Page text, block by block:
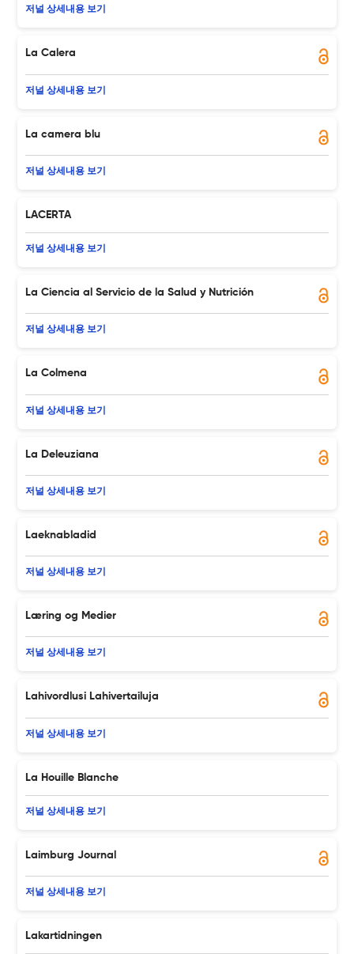
저널 상세내용 보기
La Calera
저널 상세내용 보기
La camera blu
저널 상세내용 보기
LACERTA
저널 상세내용 보기
La Ciencia al Servicio de la Salud y Nutrición
저널 상세내용 보기
La Colmena
저널 상세내용 보기
La Deleuziana
저널 상세내용 보기
Laeknabladid
저널 상세내용 보기
Læring og Medier
저널 상세내용 보기
Lahivordlusi Lahivertailuja
저널 상세내용 보기
La Houille Blanche
저널 상세내용 보기
Laimburg Journal
저널 상세내용 보기
Lakartidningen